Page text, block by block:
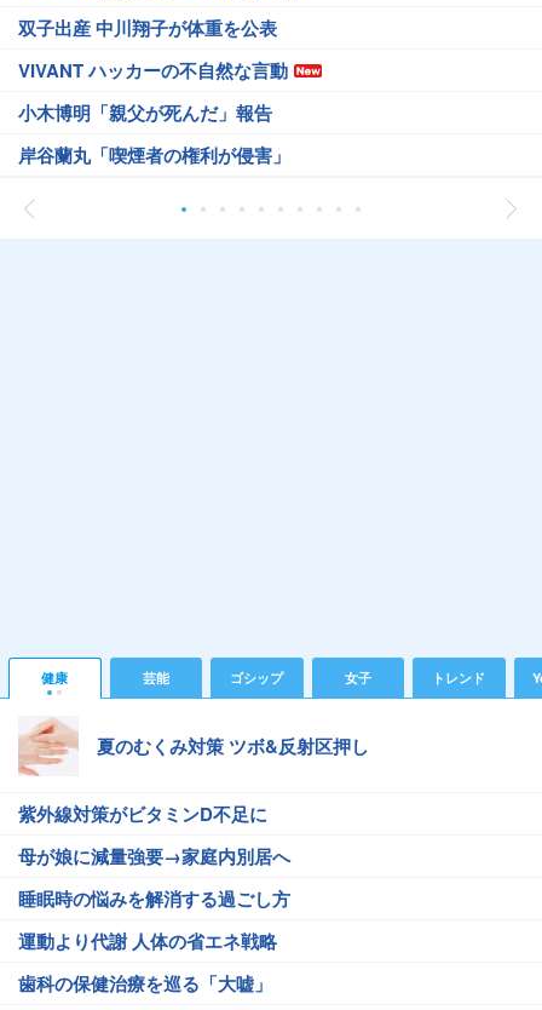
双子出産 中川翔子が体重を公表
VIVANT ハッカーの不自然な言動
小木博明「親父が死んだ」報告
岸谷蘭丸「喫煙者の権利が侵害」
健康 芸能 ゴシップ 女子 トレンド
夏のむくみ対策 ツボ&反射区押し
紫外線対策がビタミンD不足に
母が娘に減量強要→家庭内別居へ
睡眠時の悩みを解消する過ごし方
運動より代謝 人体の省エネ戦略
歯科の保健治療を巡る「大嘘」